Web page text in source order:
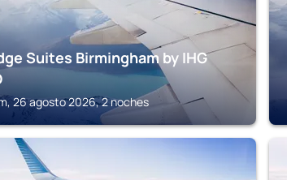
Suites Birmingham by IHG
26 agosto 2026, 2 noches